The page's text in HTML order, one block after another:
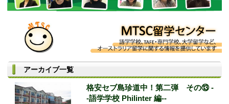
アーカイブ一覧
格安セブ島珍道中！第二弾 その⑬ -
-語学学校 Philinter 編--